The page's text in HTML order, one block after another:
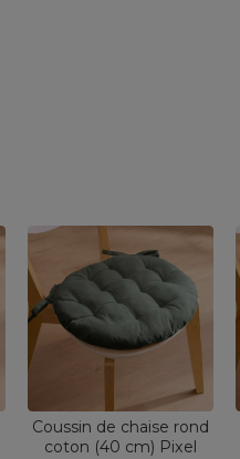
Coussin de chaise rond
coton (40 cm) Pixel